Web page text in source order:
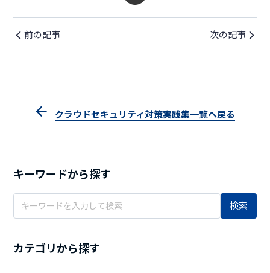
前の記事 次の記事
クラウドセキュリティ対策実践集一覧へ戻る
キーワードから探す
検索
カテゴリから探す